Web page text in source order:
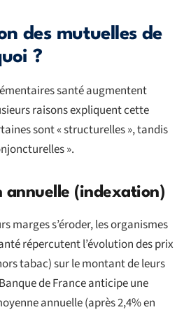
des mutuelles de
?
santé augmentent
raisons expliquent cette
sont « structurelles », tandis
».
annuelle (indexation)
marges s’éroder, les organismes
répercutent l’évolution des prix
tabac) sur le montant de leurs
de France anticipe une
annuelle (après 2,4% en